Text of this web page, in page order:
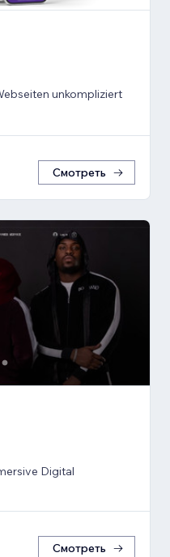
unkompliziert
Смотреть
Digital
Смотреть